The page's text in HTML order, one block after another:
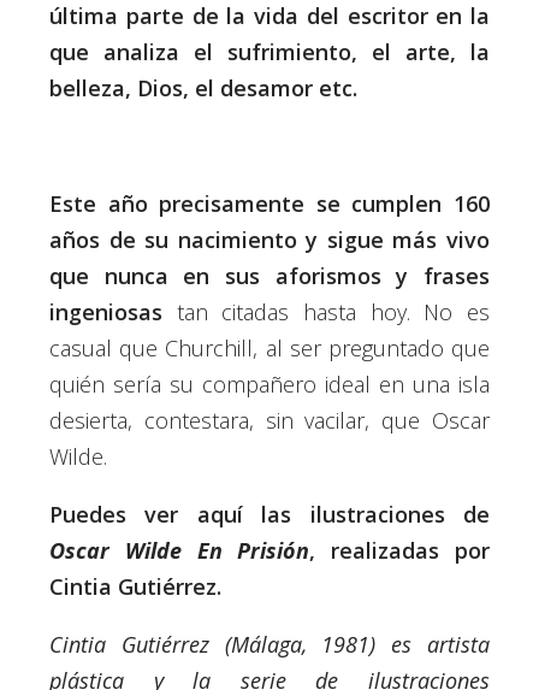
última parte de la vida del escritor en la
que analiza el sufrimiento, el arte, la
belleza, Dios, el desamor etc.
Este año precisamente se cumplen 160
años de su nacimiento y sigue más vivo
que nunca en sus aforismos y frases
ingeniosas tan citadas hasta hoy. No es
casual que Churchill, al ser preguntado que
quién sería su compañero ideal en una isla
desierta, contestara, sin vacilar, que Oscar
Wilde.
Puedes ver aquí las ilustraciones de
Oscar Wilde En Prisión, realizadas por
Cintia Gutiérrez.
Cintia Gutiérrez (Málaga, 1981) es artista
plástica y la serie de ilustraciones